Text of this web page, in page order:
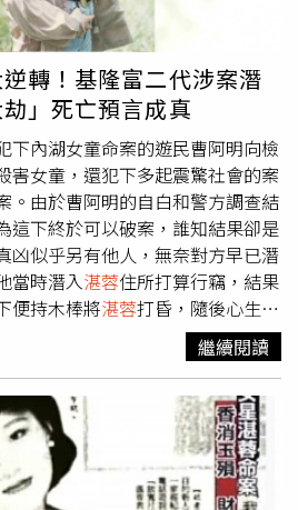
了一男一女，孰料案情卻未因此取
報紙上。正當案件逐漸被淡忘之
遭性侵殺害慘案，凶嫌曹阿明遭
驚人供稱，半年前的湛蓉命案正是
起軒然大波。
轉！基隆富二代涉案潛
」死亡預言成真
下內湖女童命案的遊民曹阿明向檢
害女童，還犯下多起震驚社會的案
。由於曹阿明的自白和警方調查結
這下終於可以破案，誰知結果卻是
凶似乎另有他人，無奈對方早已潛
當時潛入湛蓉住所打算行竊，結果
便持木棒將湛蓉打昏，隨後心生歹
元，由於自己有白內障，擔心遭
不休，用絲巾將
湛蓉勒斃後，再
著從後門逃離現場，過程中還曾撞
證詞後，警方立即找上清潔隊員
曹阿明，加上曹的血型也和死者
罪證確鑿、破案在望。沒想到，
然大翻供，讓承辦檢察官當場傻
繼續閱讀